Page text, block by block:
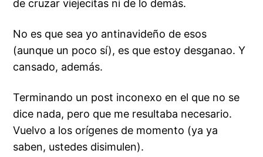
de cruzar viejecitas ni de lo demás.
No es que sea yo antinavideño de esos
(aunque un poco sí), es que estoy desganao. Y
cansado, además.
Terminando un post inconexo en el que no se
dice nada, pero que me resultaba necesario.
Vuelvo a los orígenes de momento (ya ya
saben, ustedes disimulen).